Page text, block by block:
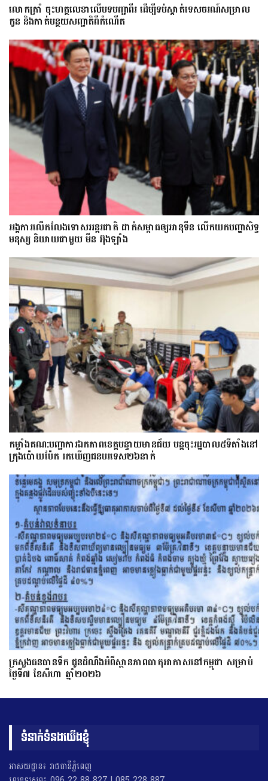
លោក​ត្រាំ ចុះហត្ថលេខាលើបទបញ្ជាពីរ ដើម្បីទប់ស្កាត់ទេស​ចរណ៍សម្រាល
កូន និងកាត់បន្ថយសញ្ជាតិពីកំណើត
អង្គការលើកលែងទោសអន្តរជាតិ ដាក់សម្ពាធឲ្យអានុទីន លើកយកបញ្ហាសិទ្ធ
មនុស្ស និយាយជាមួយ មីន អ៊ុងឡាំង
កម្លាំងគណ:បញ្ជាការឯកភាពខេត្តបន្ទាយមានជ័យ បន្តចុះរដ្ឋបាល៥ទីតាំងនៅ
ក្រុងប៉ោយប៉ែត រកឃើញជនបរទេស២៦នាក់
ក្រសួងធនធានទឹក ជូនដំណឹងអំពីស្ថានភាពធាតុអាកាសនៅកម្ពុជា សម្រាប់
ថ្ងៃទី៧ ខែសីហា ឆ្នាំ២០២៦
ទំនាក់ទំនងយើងខ្ញុំ
អាសយដ្ឋាន៖ រាជធានីភ្នំពេញ